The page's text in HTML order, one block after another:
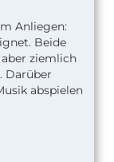
Anliegen:
Beide
ziemlich
Darüber
abspielen